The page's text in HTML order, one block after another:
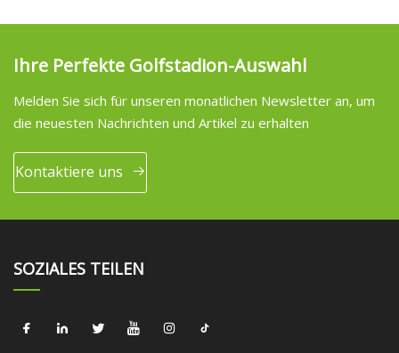
Ihre Perfekte Golfstadion-Auswahl
Melden Sie sich für unseren monatlichen Newsletter an, um
die neuesten Nachrichten und Artikel zu erhalten
Kontaktiere uns
SOZIALES TEILEN